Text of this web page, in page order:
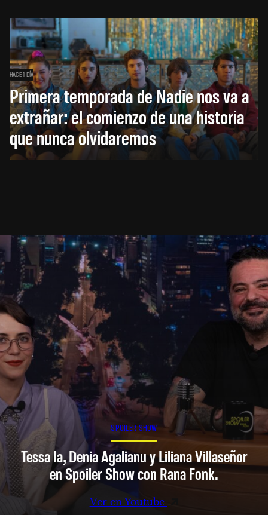
HACE 1 DÍA
Primera temporada de Nadie nos va a
extrañar: el comienzo de una historia
que nunca olvidaremos
SPOILER SHOW
Tessa Ia, Denia Agalianu y Liliana Villaseñor
en Spoiler Show con Rana Fonk.
Ver en Youtube